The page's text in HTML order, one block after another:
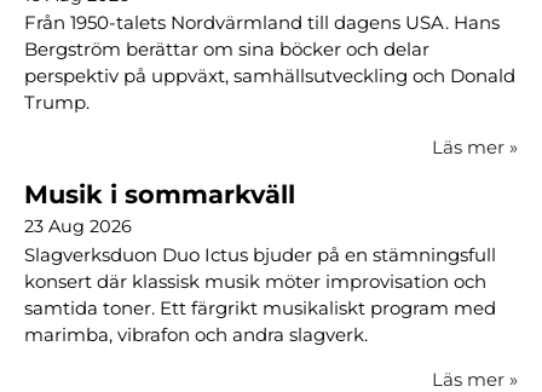
Från 1950-talets Nordvärmland till dagens USA. Hans
Bergström berättar om sina böcker och delar
perspektiv på uppväxt, samhällsutveckling och Donald
Trump.
Läs mer »
Musik i sommarkväll
23 Aug 2026
Slagverksduon Duo Ictus bjuder på en stämningsfull
konsert där klassisk musik möter improvisation och
samtida toner. Ett färgrikt musikaliskt program med
marimba, vibrafon och andra slagverk.
Läs mer »